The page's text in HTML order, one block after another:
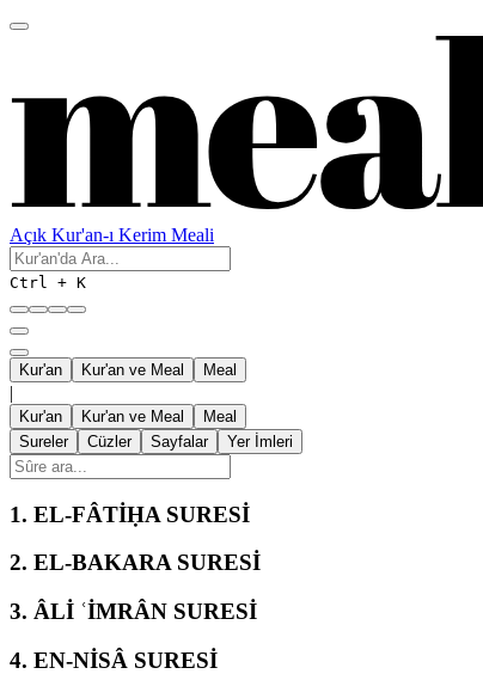
Açık Kur'an-ı Kerim Meali
Ctrl + K
Kur'an Kur'an ve Meal Meal
|
Kur'an Kur'an ve Meal
Meal
Sureler
Cüzler Sayfalar Yer İmleri
1. EL-FÂTİḤA SURESİ
2. EL-BAKARA SURESİ
3. ÂLİ ʿİMRÂN SURESİ
4. EN-NİSÂ SURESİ